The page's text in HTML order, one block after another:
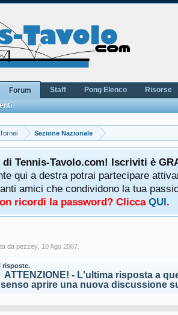
Sezione Nazionale
Tennis-Tavolo.com! Iscriviti è
qui a destra potrai partecipare
amici che condividono la tua
ricordi la password? Clicca QUI.
da pezzey 10 Ago 2007
risposte.
ATTENZIONE! - L'ultima risposta a
aprire una nuova discussione
Forum
Staff Pong Elenco Risorse